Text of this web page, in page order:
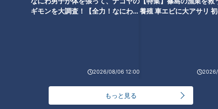
ギモンを大調査！【全力！なにわ実
2026/08/06 12:00
養殖 車エビに大アサリ
もっと見る
割り箸の束をブン投げる
ネ】あと10分、生でしゃべりま
す#50
初の展開！？不完全燃焼でまさ
な人に手をつけるなんて、バレ
るの丸わかり」